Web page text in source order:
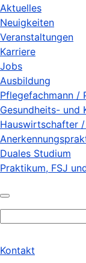
Aktuelles
Neuigkeiten
Veranstaltungen
Karriere
Jobs
Ausbildung
Pflegefachmann /
Gesundheits- und
Hauswirtschafter
Duales Studium
Praktikum, FSJ
Kontakt